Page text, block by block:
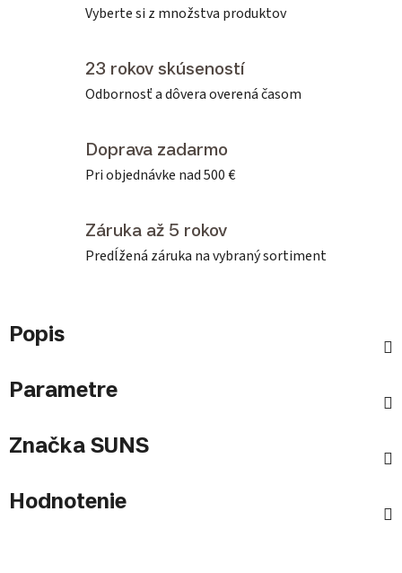
Vyberte si z množstva produktov
23 rokov skúseností
Odbornosť a dôvera overená časom
Doprava zadarmo
Pri objednávke nad 500 €
Záruka až 5 rokov
Predĺžená záruka na vybraný sortiment
Popis
Parametre
Značka SUNS
Hodnotenie